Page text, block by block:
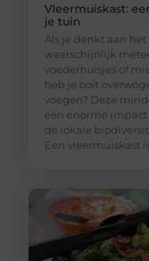
Vleermuiskast:
je tuin
Als je denkt aan
waarschijnlijk
voederhuisjes of
heb je ooit
voegen? Deze
een enorme
de lokale
Een vleermuiskast